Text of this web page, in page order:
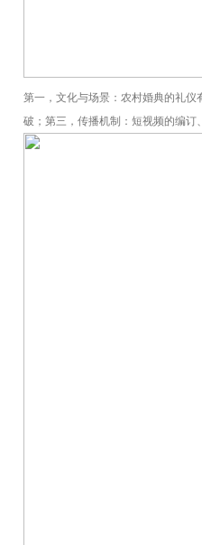
第一，文化与场景：农村婚典的礼
破；第三，传播机制：短视频的编